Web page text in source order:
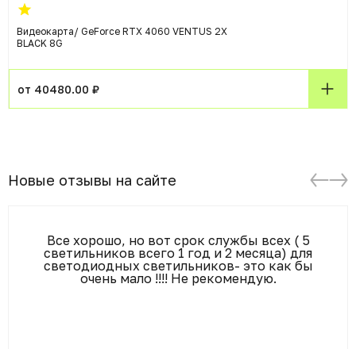
Видеокарта/ GeForce RTX 4060 VENTUS 2X
BLACK 8G
от 40480.00 ₽
Новые отзывы на сайте
Все хорошо, но вот срок службы всех ( 5
светильников всего 1 год и 2 месяца) для
светодиодных светильников- это как бы
очень мало !!!! Не рекомендую.